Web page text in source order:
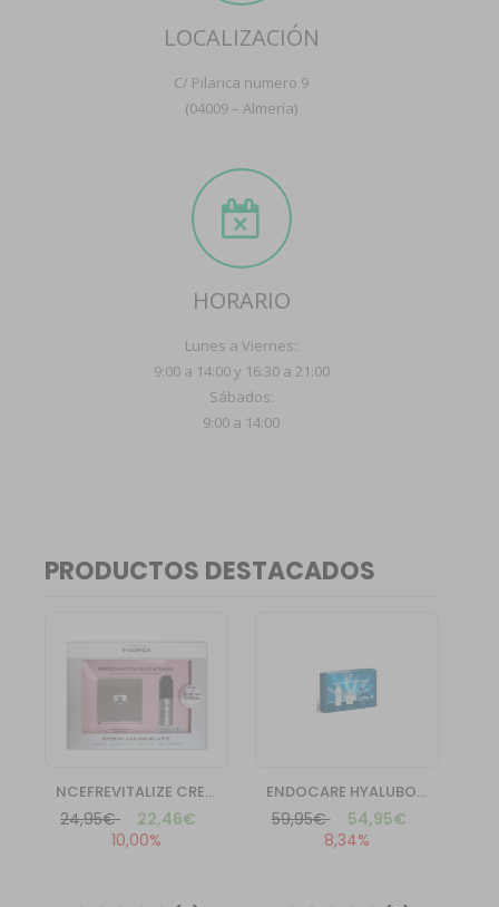
LOCALIZACIÓN
C/ Pilarica numero 9
(04009 – Almería)
HORARIO
Lunes a Viernes:
9:00 a 14:00 y 16:30 a 21:00
Sábados:
9:00 a 14:00